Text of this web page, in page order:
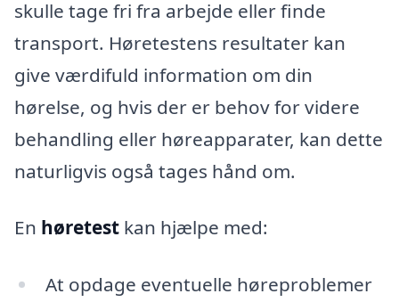
skulle tage fri fra arbejde eller finde
transport. Høretestens resultater kan
give værdifuld information om din
hørelse, og hvis der er behov for videre
behandling eller høreapparater, kan dette
naturligvis også tages hånd om.
En høretest kan hjælpe med:
At opdage eventuelle høreproblemer